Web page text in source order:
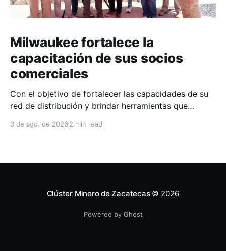
Milwaukee fortalece la
capacitación de sus socios
comerciales
Con el objetivo de fortalecer las capacidades de su
red de distribución y brindar herramientas que
técnico, Milwaukee llevó a cabo una capacitación
distribuidor FiZac. La
3 de ago. de 2026 2 min read
Clúster Minero de Zacatecas© 2026
Powered by Ghost